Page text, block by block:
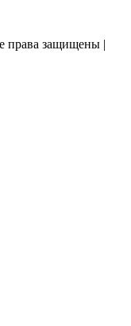
права защищены |